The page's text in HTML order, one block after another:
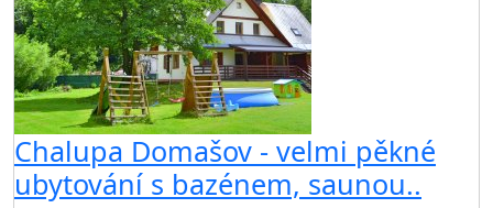
Chalupa Domašov - velmi pěkné
ubytování s bazénem, saunou..